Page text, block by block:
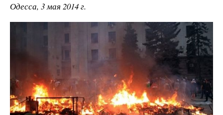
Одесса, 3 мая 2014 г.